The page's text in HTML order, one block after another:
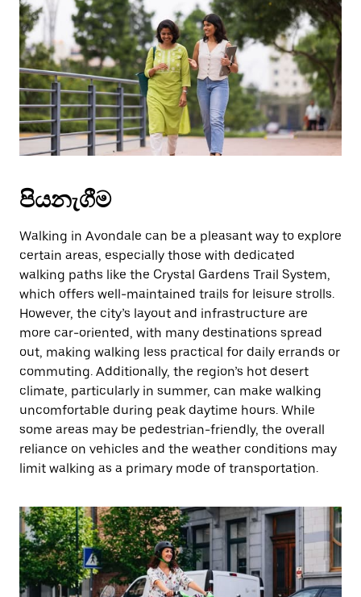
වැසීමට
Escape
බොත්තම
ඔබන්න.
පියනැගීම
Walking in Avondale can be a pleasant way to explore
certain areas, especially those with dedicated
walking paths like the Crystal Gardens Trail System,
which offers well-maintained trails for leisure strolls.
However, the city’s layout and infrastructure are
more car-oriented, with many destinations spread
out, making walking less practical for daily errands or
commuting. Additionally, the region’s hot desert
climate, particularly in summer, can make walking
uncomfortable during peak daytime hours. While
some areas may be pedestrian-friendly, the overall
reliance on vehicles and the weather conditions may
limit walking as a primary mode of transportation.